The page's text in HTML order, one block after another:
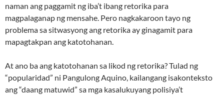
naman ang paggamit ng iba’t ibang retorika para
magpalaganap ng mensahe. Pero nagkakaroon tayo ng
problema sa sitwasyong ang retorika ay ginagamit para
mapagtakpan ang katotohanan.
At ano ba ang katotohanan sa likod ng retorika? Tulad ng
“popularidad” ni Pangulong Aquino, kailangang isakonteksto
ang “daang matuwid” sa mga kasalukuyang polisiya’t